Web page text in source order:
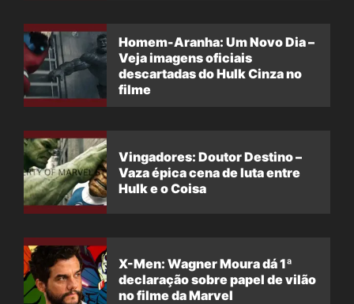
Homem-Aranha: Um Novo Dia –
Veja imagens oficiais
descartadas do Hulk Cinza no
filme
Vingadores: Doutor Destino –
Vaza épica cena de luta entre
Hulk e o Coisa
X-Men: Wagner Moura dá 1ª
declaração sobre papel de vilão
no filme da Marvel